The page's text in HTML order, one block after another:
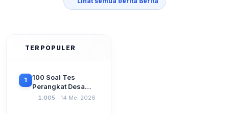
TERPOPULER
1
100 Soal Tes
Perangkat Desa
Terbaru 2026
1.005 14 Mei 2026